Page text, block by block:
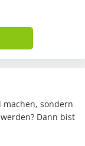
sondern
Dann bist